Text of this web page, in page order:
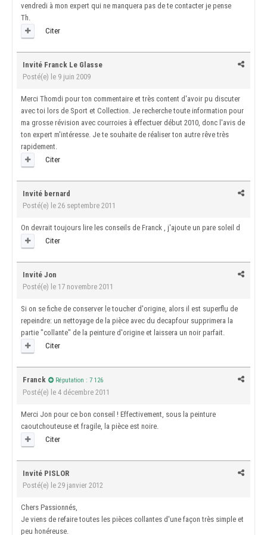
vendredi à mon expert qui ne manquera pas de te contacter je pense
Th.
Citer
Invité Franck Le Glasse
Posté(e) le 9 juin 2009
Merci Thomdi pour ton commentaire et très content d'avoir pu discuter
avec toi lors de Sport et Collection. Je recherche toute information pour
ma grosse révision avec courroies à effectuer début 2010, donc l'avis de
ton expert m'intéresse. Je te souhaite de réaliser ton autre rêve très
rapidement.
Citer
Invité bernard
Posté(e) le 26 septembre 2011
On devrait toujours lire les conseils de Franck , j'ajoute un pare soleil d
Citer
Invité Jon
Posté(e) le 17 novembre 2011
Si on se fiche de conserver le toucher d'origine, alors il est superflu de
repeindre: un nettoyage de la pièce avec du decapfour supprimera la
partie "collante" de la peinture d'origine et laissera un noir parfait.
Citer
Franck Réputation : 7 126
Posté(e) le 4 décembre 2011
Merci Jon pour ce bon conseil ! Effectivement, sous la peinture
caoutchouteuse et fragile, la pièce est noire.
Citer
Invité PISLOR
Posté(e) le 29 janvier 2012
Chers Passionnés,
Je viens de refaire toutes les pièces collantes d'une façon très simple et
peu honéreuse.